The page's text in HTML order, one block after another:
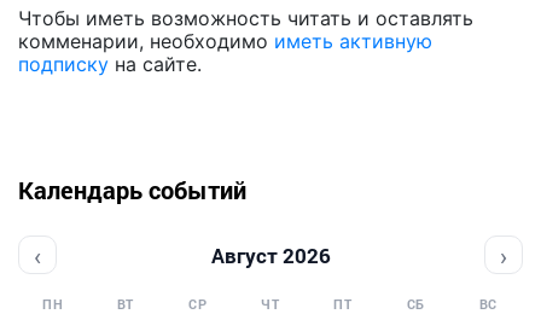
Чтобы иметь возможность читать и оставлять
комменарии, необходимо иметь активную
подписку на сайте.
Календарь событий
‹ Август 2026 ›
ПН ВТ СР ЧТ ПТ СБ ВС